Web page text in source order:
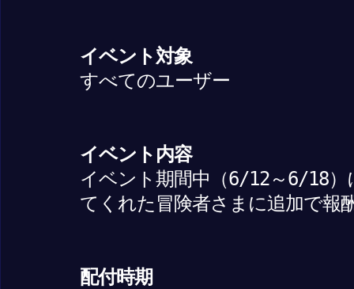
イベント対象
すべてのユーザー
イベント内容
イベント期間中（6/12～6/18
てくれた冒険者さまに追加で報
配付時期